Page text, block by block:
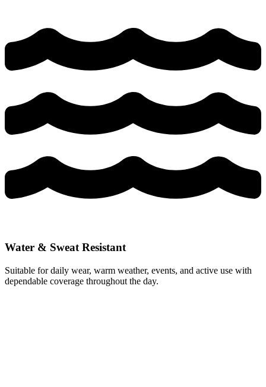
Water & Sweat Resistant
Suitable for daily wear, warm weather, events, and active use with
dependable coverage throughout the day.